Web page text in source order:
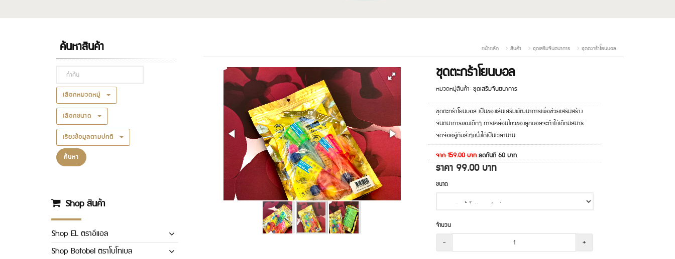
หน้าหลัก สินค้า ชุดเสริมจินตนาการ ชุดตะกร้าโยนบอล
ชุดตะกร้าโยนบอล
หมวดหมู่สินค้า:ชุดเสริมจินตนาการ
ชุดตะกร้าโยนบอล เป็นของเล่นเสริมพัฒนาการเพื่อช่วยเสริมสร้าง
จินตนาการของเด็กๆ การเคลื่อนไหวของลูกบอลจะทำให้เด็กมีสมาธิ
จดจ่ออยู่กับสิ่งๆหนึ่งได้เป็นเวลานาน
จาก159.00บาทลดทันที60บาท
ราคา 99.00บาท
ขนาด
จำนวน
- +
ค้นหาสินค้า
เลือกหมวดหมู่
เลือกขนาด
เรียงข้อมูลตามปกติ
ค้นหา
Shop สินค้า
Shop EL ตราอีแอล
Shop Botobel ตราโบโทเบล